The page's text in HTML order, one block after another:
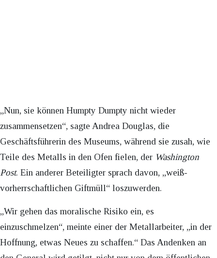
„Nun, sie können Humpty Dumpty nicht wieder
zusammensetzen“, sagte Andrea Douglas, die
Geschäftsführerin des Museums, während sie zusah, wie
Teile des Metalls in den Ofen fielen, der Washington
Post. Ein anderer Beteiligter sprach davon, „weiß-
vorherrschaftlichen Giftmüll“ loszuwerden.
„Wir gehen das moralische Risiko ein, es
einzuschmelzen“, meinte einer der Metallarbeiter, „in der
Hoffnung, etwas Neues zu schaffen.“ Das Andenken an